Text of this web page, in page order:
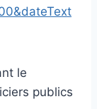
le
publics